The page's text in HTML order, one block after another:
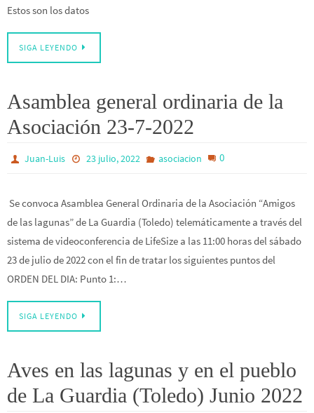
Estos son los datos
SIGA LEYENDO
Asamblea general ordinaria de la
Asociación 23-7-2022
Juan-Luis 23 julio, 2022 asociacion 0
Se convoca Asamblea General Ordinaria de la Asociación “Amigos
de las lagunas” de La Guardia (Toledo) telemáticamente a través del
sistema de videoconferencia de LifeSize a las 11:00 horas del sábado
23 de julio de 2022 con el fin de tratar los siguientes puntos del
ORDEN DEL DIA: Punto 1:…
SIGA LEYENDO
Aves en las lagunas y en el pueblo
de La Guardia (Toledo) Junio 2022